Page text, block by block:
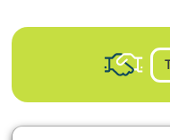
pour
la
à
la
réunion